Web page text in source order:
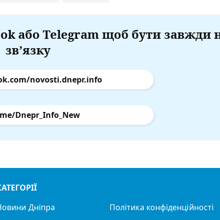
або Telegram щоб бути завжди
зв’язку
novosti.dnepr.info
Dnepr_Info_New
Дніпра
Політика конфіденційності